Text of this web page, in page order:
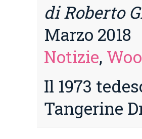
di Roberto
Marzo 2018
Notizie,
Il 1973
Tangerine